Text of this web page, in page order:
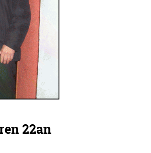
22an